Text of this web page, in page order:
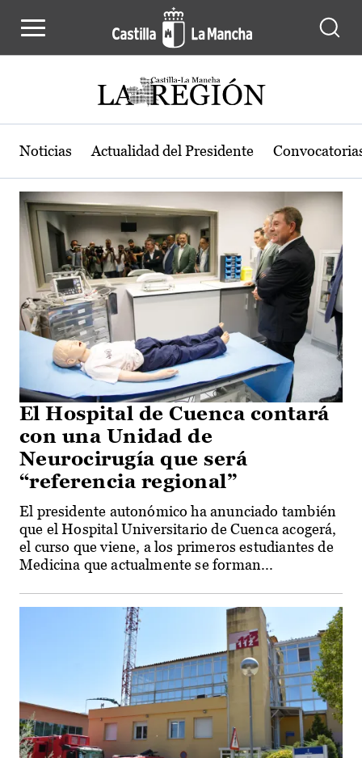
Actualidad de la región de Castilla-
Noticias Actualidad del Presidente
El Hospital de Cuenca contará
con una Unidad de
Neurocirugía que será
“referencia regional”
El presidente autonómico ha anunciado también
que el Hospital Universitario de Cuenca acogerá,
el curso que viene, a los primeros estudiantes de
Medicina que actualmente se forman...